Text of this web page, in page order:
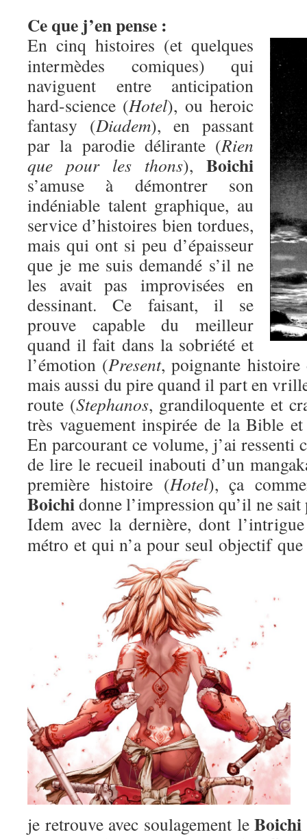
Ce que j’en pense :
En cinq histoires (et quelques
intermèdes comiques) qui
naviguent entre anticipation
hard-science (Hotel), ou heroic
fantasy (Diadem), en passant
par la parodie délirante (Rien
que pour les thons), Boichi
s’amuse à démontrer son
indéniable talent graphique, au
service d’histoires bien tordues,
mais qui ont si peu d’épaisseur
que je me suis demandé s’il ne
les avait pas improvisées en
dessinant. Ce faisant, il se
prouve capable du meilleur
quand il fait dans la sobriété et
l’émotion (Present, poignante
mais aussi du pire quand il part en
route (Stephanos, grandiloquente et
très vaguement inspirée de la Bible
En parcourant ce volume, j’ai ressenti
de lire le recueil inabouti d’un
première histoire (Hotel), ça
Boichidonne l’impression qu’il ne
Idem avec la dernière, dont
métro et qui n’a pour seul objectif
je retrouve avec soulagement leBoichi